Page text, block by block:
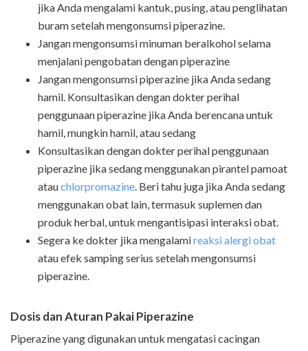
jika Anda mengalami kantuk, pusing, atau penglihatan
buram setelah mengonsumsi piperazine.
Jangan mengonsumsi minuman beralkohol selama
menjalani pengobatan dengan piperazine
Jangan mengonsumsi piperazine jika Anda sedang
hamil. Konsultasikan dengan dokter perihal
penggunaan piperazine jika Anda berencana untuk
hamil, mungkin hamil, atau sedang
Konsultasikan dengan dokter perihal penggunaan
piperazine jika sedang menggunakan pirantel pamoat
atauchlorpromazine. Beri tahu juga jika Anda sedang
menggunakan obat lain, termasuk suplemen dan
produk herbal, untuk mengantisipasi interaksi obat.
Segera ke dokter jika mengalamireaksi alergi obat
atau efek samping serius setelah mengonsumsi
piperazine.
Dosis danAturan PakaiPiperazine
Piperazine yang digunakan untuk mengatasi cacingan